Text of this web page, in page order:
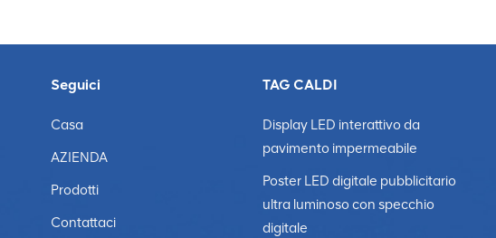
Seguici
Casa
AZIENDA
Prodotti
Contattaci
TAG CALDI
Display LED interattivo da
pavimento impermeabile
Poster LED digitale pubblicitario
ultra luminoso con specchio
digitale